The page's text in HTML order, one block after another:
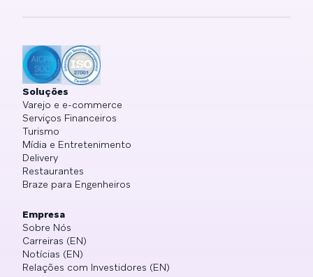
Soluções
Varejo e e-commerce
Serviços Financeiros
Turismo
Mídia e Entretenimento
Delivery
Restaurantes
Braze para Engenheiros
Empresa
Sobre Nós
Carreiras (EN)
Notícias (EN)
Relações com Investidores (EN)